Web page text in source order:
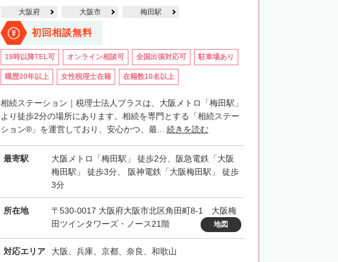
大阪府 大阪市 梅田駅
初回相談無料
19時以降TEL可 オンライン相談可 全国出張対応可 駐車場あり
職歴20年以上 女性税理士在籍 在籍数10名以上
相続ステーション｜税理士法人プラスは、大阪メトロ「梅田駅」
より徒歩2分の場所にあります。相続を専門とする「相続ステー
ション®」を運営しており、安心かつ、最... 続きを読む
最寄駅
大阪メトロ「梅田駅」 徒歩2分、阪急電鉄「大阪
梅田駅」 徒歩3分、 阪神電鉄「大阪梅田駅」 徒歩
3分
所在地
〒530-0017 大阪府大阪市北区角田町8-1 大阪梅
田ツインタワーズ・ノース21階
地図
対応エリア 大阪、兵庫、京都、奈良、和歌山